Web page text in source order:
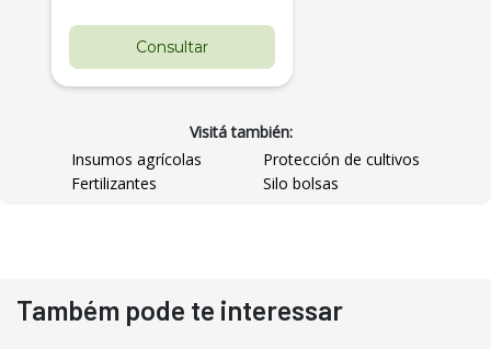
Consultar
Pá Carregadeira Cat 966
Ano 1987
Visitá también:
Insumos agrícolas
Protección de cultivos
Fertilizantes
Silo bolsas
Também pode te interessar